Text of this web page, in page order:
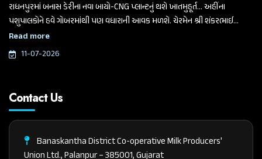
રાધનપુરમાં બનાસ ડેરીના નવા બાયો-CNG પ્લાન્ટનું થશે ખાતમુહૂર્ત... અહીંના
પશુપાલકોને હવે ગોબરમાંથી પણ વધારાની આવક મળશે. ચેરમેન શ્રી શંકરભાઈ
ચૌધરીએ આજે આ મહત્વપૂર્ણ જાહેરાત કરી.
Read more
11-07-2026
Contact Us
Banaskantha District Co-operative Milk Producers'
Union Ltd., Palanpur – 385001, Gujarat